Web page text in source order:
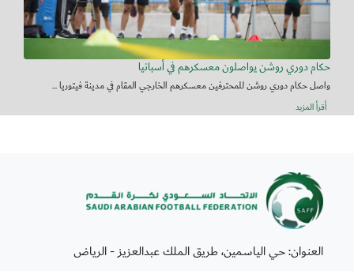
حكام دوري روشن يواصلون معسكرهم في أسبانيا
واصل حكام دوري روشن للمحترفين معسكرهم الخارجي المقام في مدينة فيتوريا ...
أقرأ المزيد
العنوان: حي الياسمين، طريق الملك عبدالعزيز - الرياض